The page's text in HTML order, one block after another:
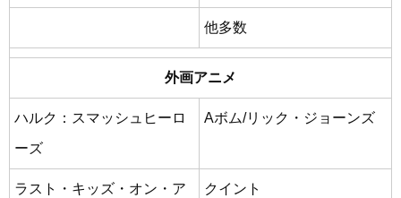
他多数
外画アニメ
ハルク：スマッシュヒーロ
ーズ
Aボム/リック・ジョーンズ
ラスト・キッズ・オン・ア
クイント